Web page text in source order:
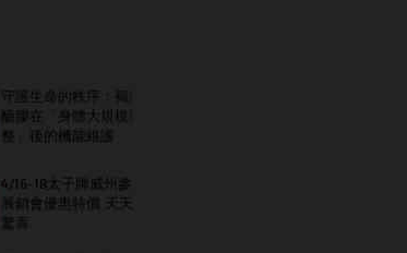
守護生命的秩序：褐藻
醣膠在「身體大規模重
整」後的機能維護
4/16-18太子牌威州參
展銷會優惠特價 天天
驚喜